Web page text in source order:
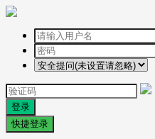
登录
快捷登录